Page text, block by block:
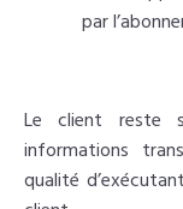
par
Le client reste
informations
qualité